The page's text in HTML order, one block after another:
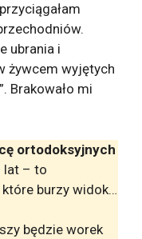
ubrania i
żywcem wyjętych
Brakowało mi
ortodoksyjnych
lat – to
burzy widok…
będzie worek